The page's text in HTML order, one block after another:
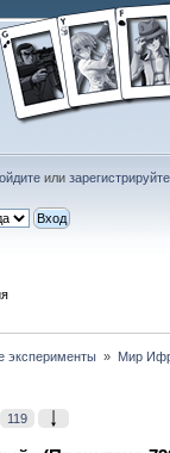
или
эксперименты » Мир
119